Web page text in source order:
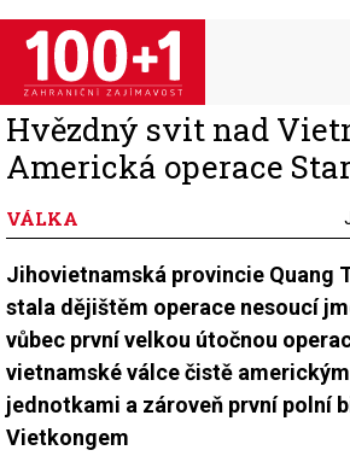
Přejít
hlavnímu
obsahu
Hvězdný svit nad
Americká operace
VÁLKA
Jihovietnamská provincie Quang
stala dějištěm operace nesoucí
vůbec první velkou útočnou
vietnamské válce čistě
jednotkami a zároveň první polní
Vietkongem